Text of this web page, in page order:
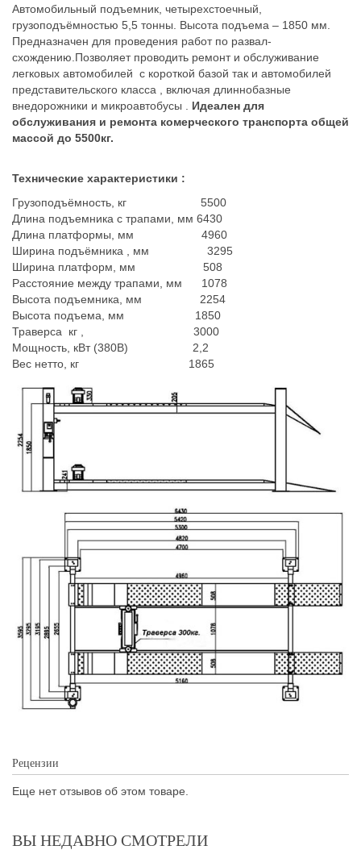
Автомобильный подъемник, четырехстоечный,
грузоподъёмностью 5,5 тонны. Высота подъема – 1850 мм.
Предназначен для проведения работ по развал-
схождению.Позволяет проводить ремонт и обслуживание
легковых автомобилей с короткой базой так и автомобилей
представительского класса , включая длиннобазные
внедорожники и микроавтобусы .
Идеален для
обслуживания и ремонта комерческого транспорта общей
массой до 5500кг.
Технические характеристики :
Грузоподъёмность, кг 5500
Длина подъемника с трапами, мм 6430
Длина платформы, мм 4960
Ширина подъёмника , мм 3295
Ширина платформ, мм 508
Расстояние между трапами, мм 1078
Высота подъемника, мм 2254
Высота подъема, мм 1850
Траверса кг , 3000
Мощность, кВт (380В) 2,2
Вес нетто, кг 1865
Рецензии
Еще нет отзывов об этом товаре.
ВЫ НЕДАВНО СМОТРЕЛИ